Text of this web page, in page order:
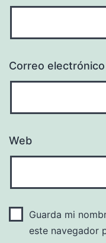
Correo electrónico
Web
Guarda mi
este navegador